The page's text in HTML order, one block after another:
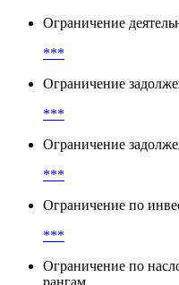
Оговорки о
***
Ограничение
***
Ограничение
***
Ограничение
***
Ограничение по